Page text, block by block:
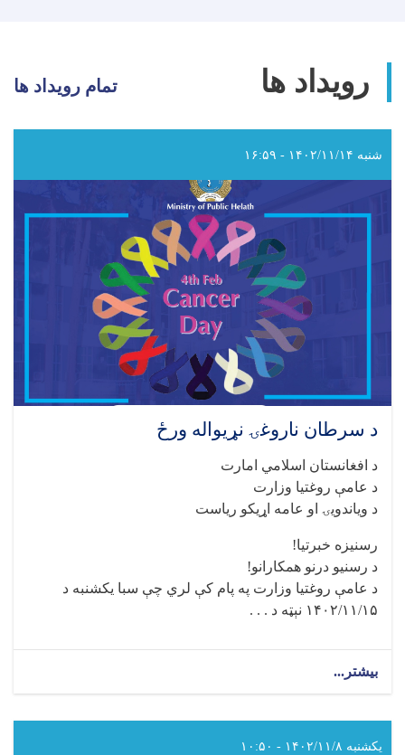
رویداد ها تمام رویداد ها
شنبه ۱۴۰۲/۱۱/۱۴ - ۱۶:۵۹
د سرطان ناروغۍ نړیواله ورځ
د افغانستان اسلامي امارت
د عامې روغتیا وزارت
د ویاندویۍ او عامه اړیکو ریاست
رسنیزه خبرتیا!
د رسنیو درنو همکارانو!
د عامې روغتیا وزارت په پام کې لري چې سبا یکشنبه د
۱۴۰۲/۱۱/۱۵ نېټه د . . .
بیشتر...
ناروغۍ
نړیواله
یکشنبه ۱۴۰۲/۱۱/۸ - ۱۰:۵۰